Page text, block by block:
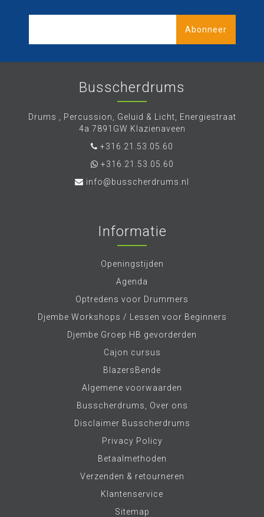
Abonneer
Busscherdrums
Drums , Percussion, Geluid & Licht, Energiestraat
4a 7891GW Klazienaveen
+316.21.53.05.60
+316.21.53.05.60
info@busscherdrums.nl
Informatie
Openingstijden
Agenda
Optredens voor Drummers
Djembe Workshops / Lessen voor Beginners
Djembe Groep HB gevorderden
Cajon cursus
BlazersBende
Algemene voorwaarden
Busscherdrums, Over ons
Disclaimer Busscherdrums
Privacy Policy
Betaalmethoden
Verzenden & retourneren
Klantenservice
Sitemap